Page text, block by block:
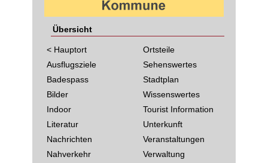
Übersicht
< Hauptort
Ausflugsziele
Badespass
Bilder
Indoor
Literatur
Nachrichten
Nahverkehr
Ortsteile
Sehenswertes
Stadtplan
Wissenswertes
Tourist Information
Unterkunft
Veranstaltungen
Verwaltung